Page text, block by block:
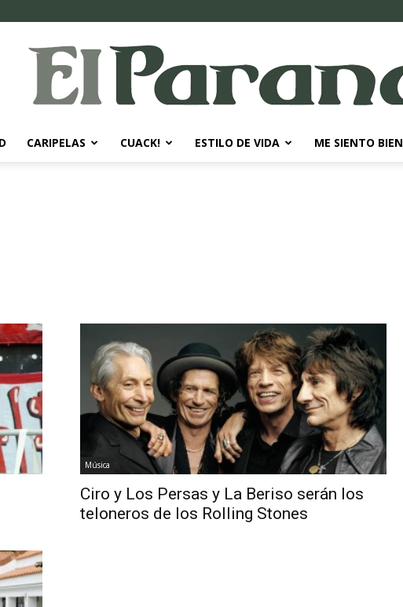
Diario
CARIPELAS CUACK! ESTILO DE VIDA ME SIENTO BIEN
Música
Ciro y Los Persas y La Beriso serán los
teloneros de los Rolling Stones